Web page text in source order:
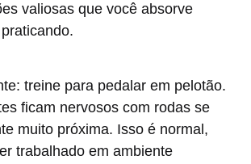
valiosas que você absorve
treine para pedalar em pelotão.
ficam nervosos com rodas se
muito próxima. Isso é normal,
trabalhado em ambiente